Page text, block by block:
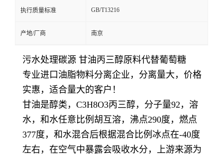
执行质量标准 GB/T13216
产地/厂商 南京
污水处理碳源 甘油丙三醇原料代替葡萄糖
专业进口油脂物料分离企业，分离量大，价格
实惠，适合量大的客户！
甘油是醇类，C3H8O3丙三醇，分子量92，溶
水，和水任意比例胡互溶，沸点290度，燃点
377度，和水混合后根据混合比例冰点在-40度
左右，在空气中暴露会吸收水分，上游来源为